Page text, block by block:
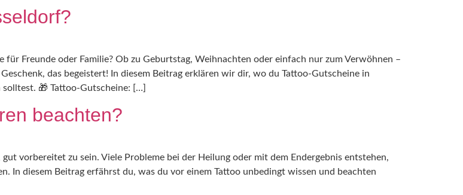
Freunde oder Familie? Ob zu Geburtstag, Weihnachten oder einfach nur zum Verwöhnen –
das begeistert! In diesem Beitrag erklären wir dir, wo du Tattoo-Gutscheine in
🎁 Tattoo-Gutscheine: […]
beachten?
vorbereitet zu sein. Viele Probleme bei der Heilung oder mit dem Endergebnis entstehen,
In diesem Beitrag erfährst du, was du vor einem Tattoo unbedingt wissen und beachten